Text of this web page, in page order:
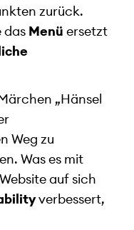
zurück.
das Menü ersetzt
„Hänsel
Weg zu
Was es mit
auf sich
verbessert,